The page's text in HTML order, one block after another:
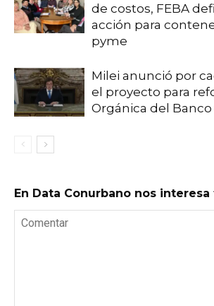
de costos, FEBA
acción para
pyme
Milei anunció por
el proyecto para
Orgánica del Banco
En Data Conurbano nos